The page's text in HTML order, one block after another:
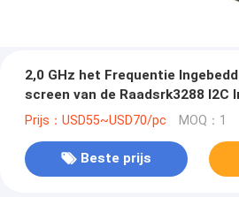
2,0 GHz het Frequentie
screen van de Raadsrk3288 I2C
Prijs：USD55~USD70/pc MOQ：1
Beste prijs